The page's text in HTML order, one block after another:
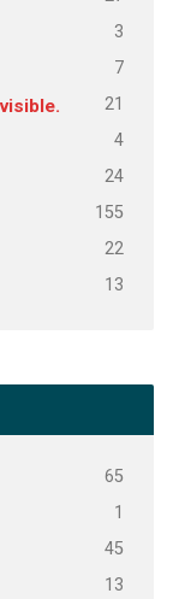
3
7
21
4
24
155
22
13
65
1
45
13